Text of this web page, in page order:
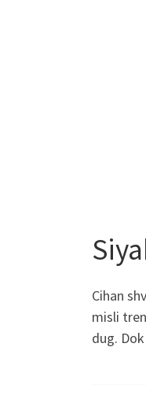
Cihan
misli
dug.